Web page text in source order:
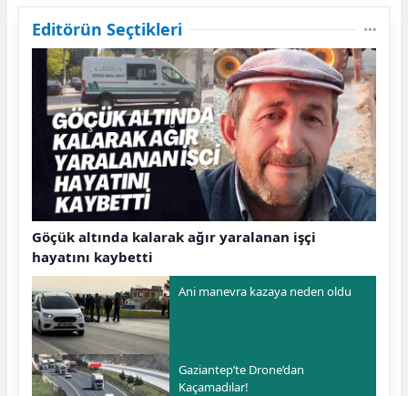
Editörün Seçtikleri
Göçük altında kalarak ağır yaralanan işçi
hayatını kaybetti
Ani manevra kazaya neden oldu
Gaziantep’te Drone’dan
Kaçamadılar!